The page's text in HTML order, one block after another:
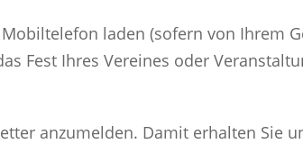
laden (sofern von Ihrem
Fest Ihres Vereines oder
anzumelden. Damit erhalten Sie